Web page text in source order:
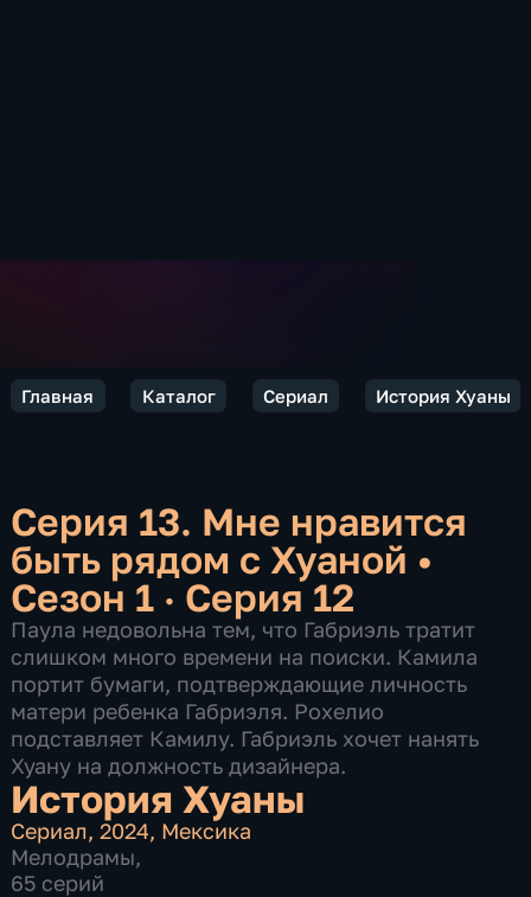
Главная Каталог Сериал История Хуаны
Серия 13. Мне нравится
быть рядом с Хуаной •
Сезон 1 · Серия 12
Паула недовольна тем, что Габриэль тратит
слишком много времени на поиски. Камила
портит бумаги, подтверждающие личность
матери ребенка Габриэля. Рохелио
подставляет Камилу. Габриэль хочет нанять
Хуану на должность дизайнера.
История Хуаны
Сериал,2024, Мексика
Мелодрамы,
65 серий